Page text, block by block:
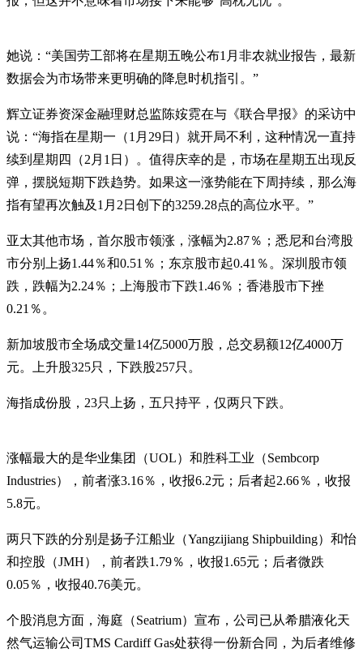
她说：“美国劳工部将在星期五晚公布1月非农就业报告，最新
数据会为市场带来更明确的降息时机指引。”
辉立证券资深金融理财总监陈姲霓在与《联合早报》的采访中
说：“海指在星期一（1月29日）就开局不利，这种情况一直持
续到星期四（2月1日）。值得庆幸的是，市场在星期五出现反
弹，摆脱短期下跌趋势。如果这一涨势能在下周持续，那么海
指有望再次触及1月2日创下的3259.28点的高位水平。”
亚太其他市场，首尔股市领涨，涨幅为2.87％；悉尼和台湾股
市分别上扬1.44％和0.51％；东京股市起0.41％。深圳股市领
跌，跌幅为2.24％；上海股市下跌1.46％；香港股市下挫
0.21％。
新加坡股市全场成交量14亿5000万股，总交易额12亿4000万
元。上升股325只，下跌股257只。
海指成份股，23只上扬，五只持平，仅两只下跌。
涨幅最大的是华业集团（UOL）和胜科工业（Sembcorp
Industries），前者涨3.16％，收报6.2元；后者起2.66％，收报
5.8元。
两只下跌的分别是扬子江船业（Yangzijiang Shipbuilding）和怡
和控股（JMH），前者跌1.79％，收报1.65元；后者微跌
0.05％，收报40.76美元。
个股消息方面，海庭（Seatrium）宣布，公司已从希腊液化天
然气运输公司TMS Cardiff Gas处获得一份新合同，为后者维修